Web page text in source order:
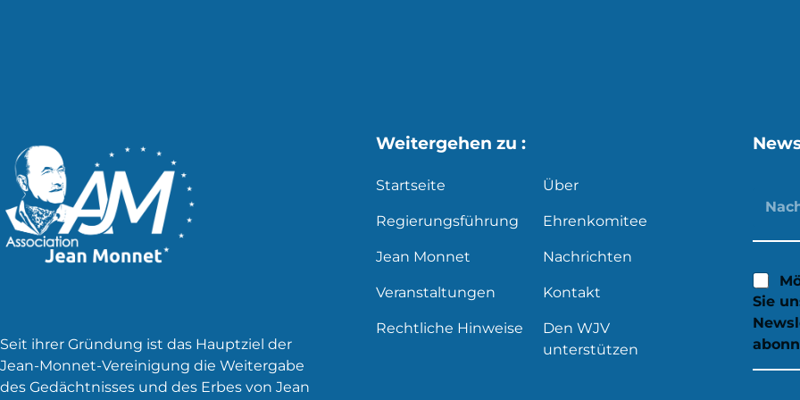
Seit ihrer Gründung ist das Hauptziel der
Jean-Monnet-Vereinigung die Weitergabe
des Gedächtnisses und des Erbes von Jean
Weitergehen zu :
Startseite Über
Regierungsführung Ehrenkomitee
Jean Monnet Nachrichten
Veranstaltungen Kontakt
Rechtliche Hinweise
Den WJV
unterstützen
Sie